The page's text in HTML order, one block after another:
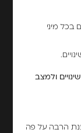
בכל מיני
ולמצב
הרבה על פה